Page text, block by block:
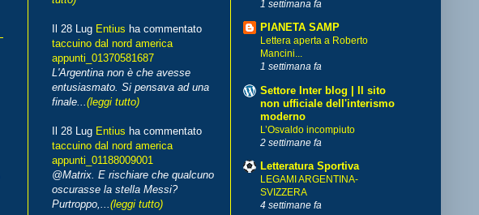
Il 28 Lug Entius ha commentato
taccuino dal nord america
appunti_01370581687
L'Argentina non è che avesse
entusiasmato. Si pensava ad una
finale...(leggi tutto)
Il 28 Lug Entius ha commentato
taccuino dal nord america
appunti_01188009001
@Matrix. E rischiare che qualcuno
oscurasse la stella Messi?
Purtroppo,...(leggi tutto)
1 settimana fa
PIANETA SAMP
Lettera aperta a Roberto
Mancini...
1 settimana fa
Settore Inter blog | Il sito
non ufficiale dell'interismo
moderno
L’Osvaldo incompiuto
2 settimane fa
Letteratura Sportiva
LEGAMI ARGENTINA-
SVIZZERA
4 settimane fa